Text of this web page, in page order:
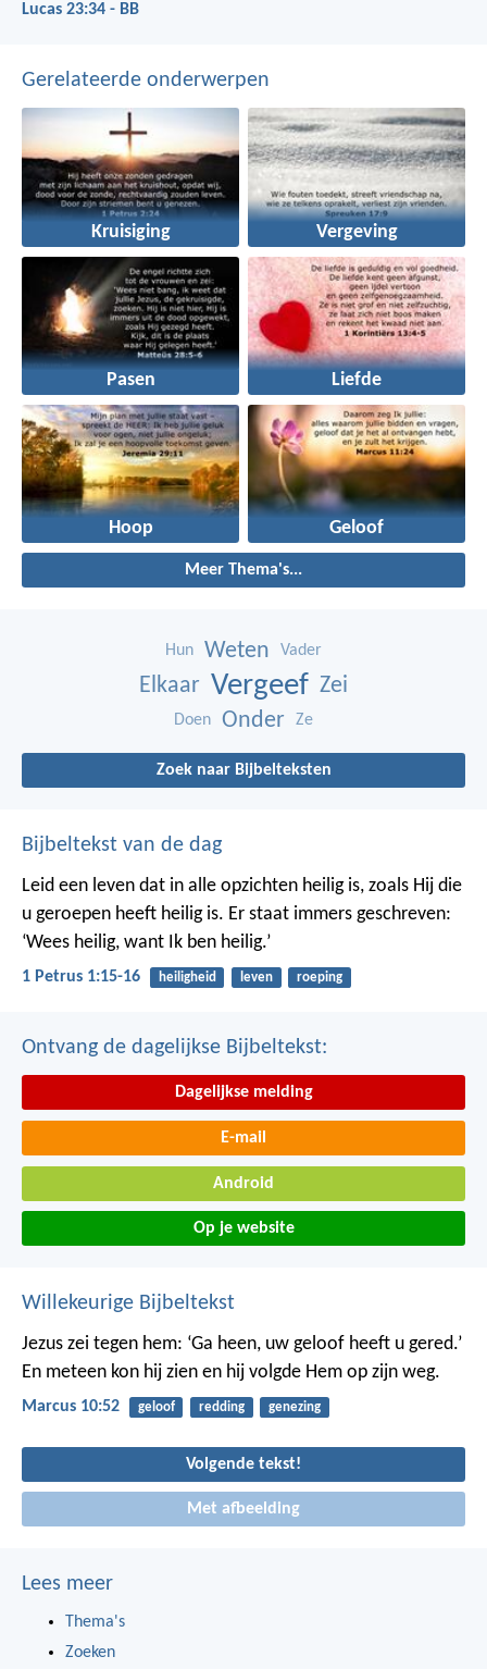
Lucas 23:34 - BB
Gerelateerde onderwerpen
Kruisiging Vergeving
Pasen Liefde
Hoop Geloof
Meer Thema's...
Hun Weten Vader
Elkaar Vergeef Zei
Doen Onder Ze
Zoek naar Bijbelteksten
Bijbeltekst van de dag
Leid een leven dat in alle opzichten heilig is, zoals Hij die
u geroepen heeft heilig is. Er staat immers geschreven:
‘Wees heilig, want Ik ben heilig.’
1 Petrus 1:15-16 heiligheid leven roeping
Ontvang de dagelijkse Bijbeltekst:
Dagelijkse melding
E-mail
Android
Op je website
Willekeurige Bijbeltekst
Jezus zei tegen hem: ‘Ga heen, uw geloof heeft u gered.’
En meteen kon hij zien en hij volgde Hem op zijn weg.
Marcus 10:52 geloof redding genezing
Volgende tekst!
Met afbeelding
Lees meer
Thema's
Zoeken